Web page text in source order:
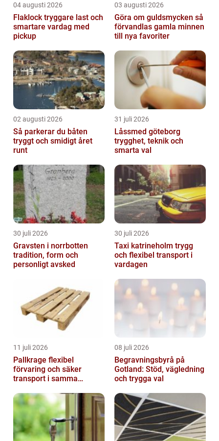
04 augusti 2026
Flaklock tryggare last och
smartare vardag med
pickup
03 augusti 2026
Göra om guldsmycken så
förvandlas gamla minnen
till nya favoriter
02 augusti 2026
Så parkerar du båten
tryggt och smidigt året
runt
31 juli 2026
Låssmed göteborg
trygghet, teknik och
smarta val
30 juli 2026
Gravsten i norrbotten
tradition, form och
personligt avsked
30 juli 2026
Taxi katrineholm trygg
och flexibel transport i
vardagen
11 juli 2026
Pallkrage flexibel
förvaring och säker
transport i samma
08 juli 2026
Begravningsbyrå på
Gotland: Stöd, vägledning
och trygga val